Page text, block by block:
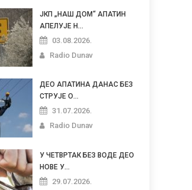
ЈКП „НАШ ДОМ“ АПАТИН
АПЕЛУЈЕ Н...
03.08.2026.
Radio Dunav
ДЕО АПАТИНА ДАНАС БЕЗ
СТРУЈЕ О...
31.07.2026.
Radio Dunav
У ЧЕТВРТАК БЕЗ ВОДЕ ДЕО
НОВЕ У...
29.07.2026.